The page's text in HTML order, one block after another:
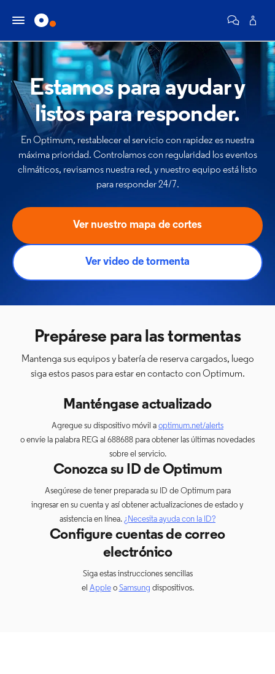
Estamos para ayudar y
listos para responder.
En Optimum, restablecer el servicio con rapidez es nuestra
máxima prioridad. Controlamos con regularidad los eventos
climáticos, revisamos nuestra red, y nuestro equipo está listo
para responder 24/7.
Ver nuestro mapa de cortes
Ver video de tormenta
Prepárese para las tormentas
Mantenga sus equipos y batería de reserva cargados, luego
siga estos pasos para estar en contacto con Optimum.
Manténgase actualizado
Agregue su dispositivo móvil a optimum.net/alerts
o envíe la palabra REG al 688688 para obtener las últimas novedades
sobre el servicio.
Conozca su ID de Optimum
Asegúrese de tener preparada su ID de Optimum para
ingresar en su cuenta y así obtener actualizaciones de estado y
asistencia en línea. ¿Necesita ayuda con la ID?
Configure cuentas de correo
electrónico
Siga estas instrucciones sencillas
el Appleo Samsung dispositivos.